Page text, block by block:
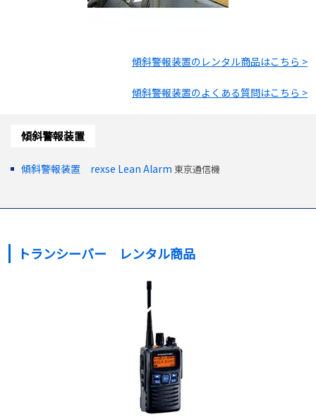
傾斜警報装置のレンタル商品はこちら >
傾斜警報装置のよくある質問はこちら >
傾斜警報装置
傾斜警報装置 rexse Lean Alarm 東京通信機
トランシーバー レンタル商品